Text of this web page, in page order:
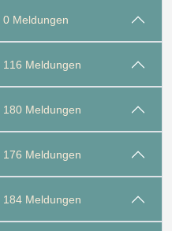
0 Meldungen
116 Meldungen
180 Meldungen
176 Meldungen
184 Meldungen